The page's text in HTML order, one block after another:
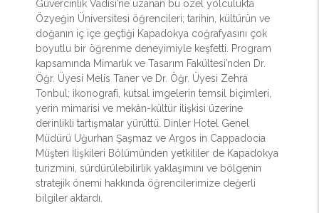
Güvercinlik Vadisi’ne uzanan bu özel yolculukta
Özyeğin Üniversitesi öğrencileri; tarihin, kültürün ve
doğanın iç içe geçtiği Kapadokya coğrafyasını çok
boyutlu bir öğrenme deneyimiyle keşfetti. Program
kapsamında Mimarlık ve Tasarım Fakültesi’nden Dr.
Öğr. Üyesi Melis Taner ve Dr. Öğr. Üyesi Zehra
Tonbul; ikonografi, kutsal imgelerin temsil biçimleri,
yerin mimarisi ve mekân-kültür ilişkisi üzerine
derinlikli tartışmalar yürüttü. Dinler Hotel Genel
Müdürü Uğurhan Şaşmaz ve Argos in Cappadocia
Müşteri İlişkileri Bölümünden yetkililer de Kapadokya
turizmini, sürdürülebilirlik yaklaşımını ve bölgenin
stratejik önemi hakkında öğrencilerimize değerli
bilgiler aktardı.